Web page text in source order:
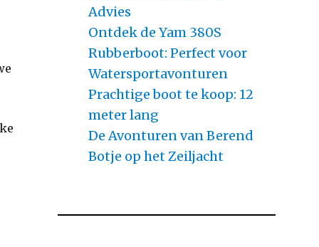
Advies
Ontdek de Yam 380S
Rubberboot: Perfect voor
Watersportavonturen
Prachtige boot te koop: 12
meter lang
De Avonturen van Berend
Botje op het Zeiljacht